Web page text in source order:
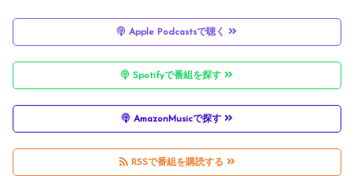
Apple Podcastsで聴く
Spotifyで番組を探す
AmazonMusicで探す
RSSで番組を購読する